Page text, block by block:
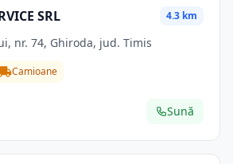
SRL 4.3 km
nr. 74, Ghiroda, jud. Timis
Camioane
Sună